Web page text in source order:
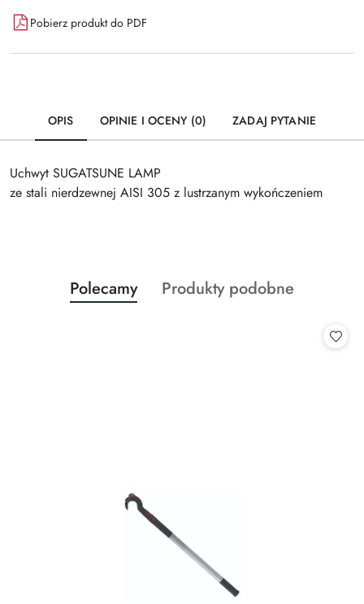
Pobierz produkt do PDF
OPIS OPINIE I OCENY (0) ZADAJ PYTANIE
Uchwyt SUGATSUNE LAMP
ze stali nierdzewnej AISI 305 z lustrzanym wykończeniem
Pomiń karuzelę produktów
Produkty
o
Polecamy
Produkty
Produkty podobne